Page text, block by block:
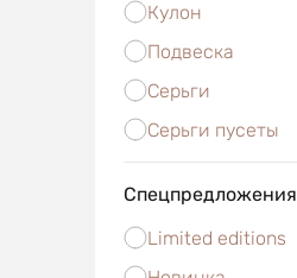
Кулон
Подвеска
Серьги
Серьги пусеты
Спецпредложения
Limited editions